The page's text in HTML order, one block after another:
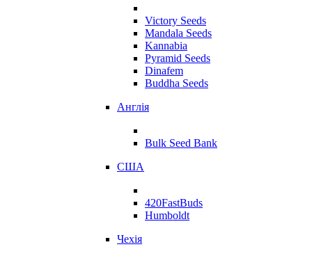
Victory Seeds
Mandala Seeds
Kannabia
Pyramid Seeds
Dinafem
Buddha Seeds
Англія
Bulk Seed Bank
США
420FastBuds
Humboldt
Чехія